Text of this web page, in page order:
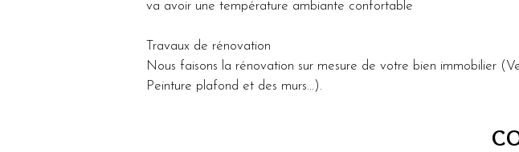
va avoir une température ambiante confortable
Travaux de rénovation
Nous faisons la rénovation sur mesure de votre bien immobilier
Peinture plafond et des murs...).